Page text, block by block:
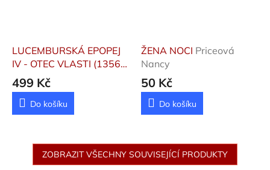
LUCEMBURSKÁ EPOPEJ
IV - OTEC VLASTI (1356-
1378)Vodruška Vlastimil
499 Kč
Do košíku
ŽENA NOCI Priceová
Nancy
50 Kč
Do košíku
ZOBRAZIT VŠECHNY SOUVISEJÍCÍ PRODUKTY